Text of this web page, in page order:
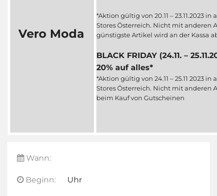
Vero Moda
*Aktion gültig von 20.11 – 23.11.2023
Stores Österreich. Nicht mit anderen
günstigste Artikel wird an der Kassa
BLACK FRIDAY (24.11. –
20% auf alles*
*Aktion gültig von 24.11 – 25.11 2023
Stores Österreich. Nicht mit
beim Kauf von Gutscheinen
Wann:
Beginn: Uhr